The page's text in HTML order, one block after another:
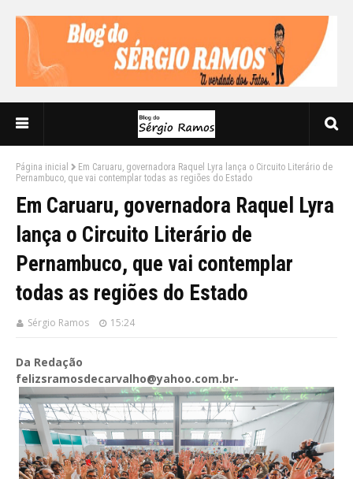
Página inicial
Em Caruaru, governadora Raquel Lyra lança o Circuito Literário de
Pernambuco, que vai contemplar todas as regiões do Estado
Em Caruaru, governadora Raquel Lyra
lança o Circuito Literário de
Pernambuco, que vai contemplar
todas as regiões do Estado
Sérgio Ramos 15:24
Da Redação
felizsramosdecarvalho@yahoo.com.br-